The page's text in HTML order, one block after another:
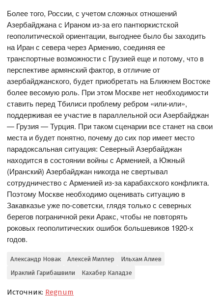
Более того, России, с учетом сложных отношений
Азербайджана с Ираном из-за его пантюркистской
геополитической ориентации, выгоднее было бы заходить
на Иран с севера через Армению, соединяя ее
транспортные возможности с Грузией еще и потому, что в
перспективе армянский фактор, в отличие от
азербайджанского, будет приобретать на Ближнем Востоке
более весомую роль. При этом Москве нет необходимости
ставить перед Тбилиси проблему ребром «или-или»,
поддерживая ее участие в параллельной оси Азербайджан
— Грузия — Турция. При таком сценарии все станет на свои
места и будет понятно, почему до сих пор имеет место
парадоксальная ситуация: Северный Азербайджан
находится в состоянии войны с Арменией, а Южный
(Иранский) Азербайджан никогда не свертывал
сотрудничество с Арменией из-за карабахского конфликта.
Поэтому Москве необходимо оценивать ситуацию в
Закавказье уже по-советски, глядя только с северных
берегов пограничной реки Аракс, чтобы не повторять
роковых геополитических ошибок большевиков 1920-х
годов.
Александр Новак Алексей Миллер
Ильхам Алиев
Ираклий Гарибашвили
Кахабер Каладзе
Источник: Regnum